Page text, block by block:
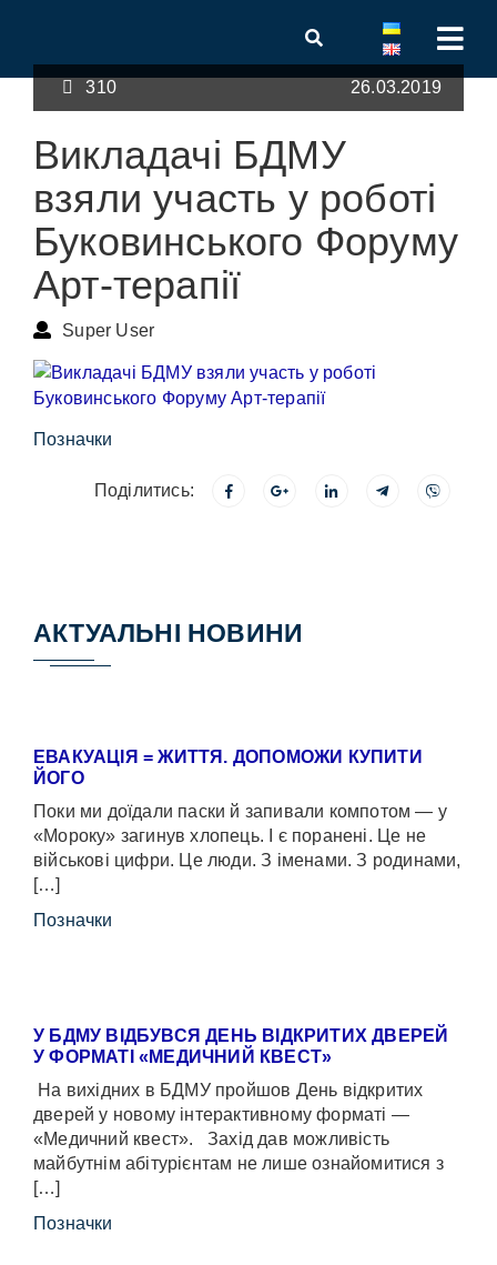
310 26.03.2019
Викладачі БДМУ
взяли участь у роботі
Буковинського Форуму
Арт-терапії
Super User
Позначки
Поділитись:
АКТУАЛЬНІ НОВИНИ
ЕВАКУАЦІЯ = ЖИТТЯ. ДОПОМОЖИ КУПИТИ
ЙОГО
Поки ми доїдали паски й запивали компотом — у
«Мороку» загинув хлопець. І є поранені. Це не
військові цифри. Це люди. З іменами. З родинами,
[…]
Позначки
У БДМУ ВІДБУВСЯ ДЕНЬ ВІДКРИТИХ ДВЕРЕЙ
У ФОРМАТІ «МЕДИЧНИЙ КВЕСТ»
На вихідних в БДМУ пройшов День відкритих
дверей у новому інтерактивному форматі —
«Медичний квест». Захід дав можливість
майбутнім абітурієнтам не лише ознайомитися з
[…]
Позначки